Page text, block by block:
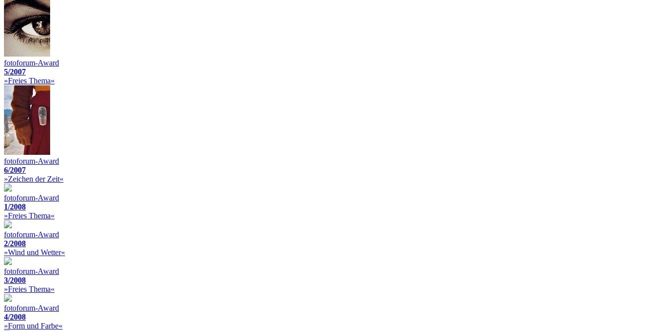
fotoforum-Award
5/2007
»Freies Thema«
fotoforum-Award
6/2007
»Zeichen der Zeit«
fotoforum-Award
1/2008
»Freies Thema«
fotoforum-Award
2/2008
»Wind und Wetter«
fotoforum-Award
3/2008
»Freies Thema«
fotoforum-Award
4/2008
»Form und Farbe«